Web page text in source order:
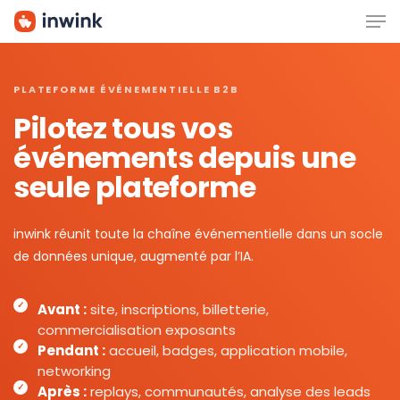
Skip
PLATEFORME ÉVÉNEMENTIELLE B2B
Pilotez tous vos
événements depuis une
seule plateforme
inwink réunit toute la chaîne événementielle dans un socle
de données unique, augmenté par l’IA.
Avant :site, inscriptions, billetterie,
commercialisation exposants
Pendant :accueil, badges, application mobile,
networking
Après :replays, communautés, analyse des leads